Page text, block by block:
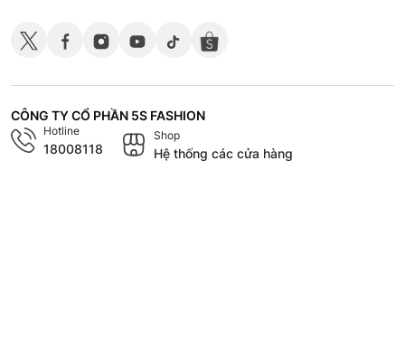
CÔNG TY CỔ PHẦN 5S FASHION
Hotline
18008118
Shop
Hệ thống các cửa hàng